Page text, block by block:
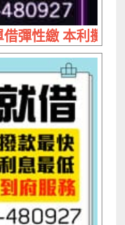
即撥款免擔心
借彈性繳 本利攤還